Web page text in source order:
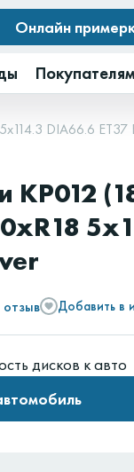
Онлайн
Покупателям
DIA66.6 ET37
КР012
Добавить в
дисков к авто